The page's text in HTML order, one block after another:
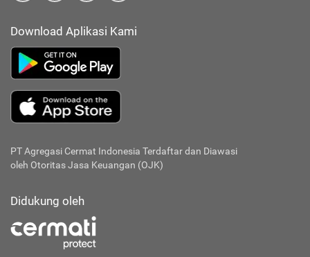
Download Aplikasi Kami
PT Agregasi Cermat Indonesia Terdaftar dan Diawasi
oleh Otoritas Jasa Keuangan (OJK)
Didukung oleh